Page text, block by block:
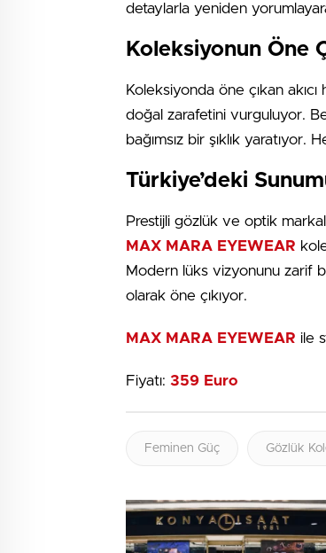
detaylarla yeniden
Koleksiyonun Öne
Koleksiyonda öne çıkan
doğal zarafetini vurguluyor.
bağımsız bir şıklık
Türkiye’deki
Prestijli gözlük ve optik
MAX MARA EYEWEAR
Modern lüks vizyonunu zarif
olarak öne çıkıyor.
MAX MARA EYEWEAR ile
Fiyatı: 359 Euro
Feminen Güç Gözlük